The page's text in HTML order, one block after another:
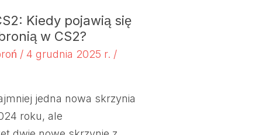
Kiedy pojawią się
w CS2?
/ 4 grudnia 2025 r. /
jedna nowa skrzynia
roku, ale